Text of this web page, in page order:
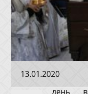
13.01.2020
день